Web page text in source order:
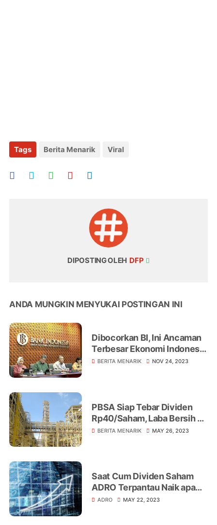
Tags Berita Menarik Viral
DIPOSTING OLEH DFP
ANDA MUNGKIN MENYUKAI POSTINGAN INI
Dibocorkan BI, Ini Ancaman
Terbesar Ekonomi Indonesia
ke Depannya
BERITA MENARIK NOV 24, 2023
PBSA Siap Tebar Dividen
Rp40/Saham, Laba Bersih di
2023 Diprediksi Merosot
BERITA MENARIK MAY 26, 2023
Saat Cum Dividen Saham
ADRO Terpantau Naik apa
saat EX Dividen akan ARB
ADRO MAY 22, 2023